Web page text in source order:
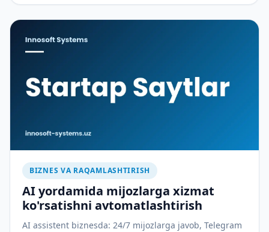
BIZNES VA RAQAMLASHTIRISH
AI yordamida mijozlarga xizmat
ko'rsatishni avtomatlashtirish
AI assistent biznesda: 24/7 mijozlarga javob, Telegram